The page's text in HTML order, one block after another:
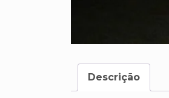
Descrição